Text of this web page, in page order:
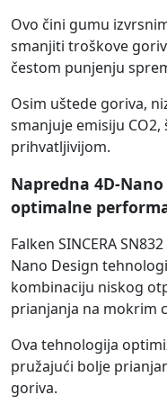
Ovo čini gumu
smanjiti troškove
čestom punjenju
Osim uštede goriva,
smanjuje emisiju
prihvatljivijom.
Napredna 4D-Nano
optimalne
Falken SINCERA
Nano Design
kombinaciju niskog
prianjanja na mokrim
Ova tehnologija
pružajući bolje
goriva.